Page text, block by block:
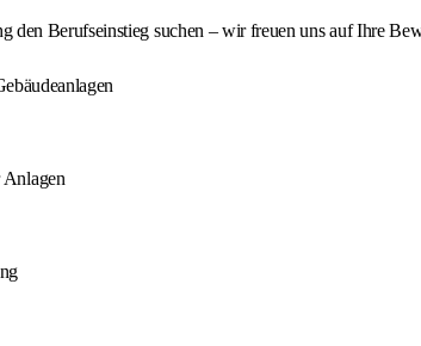
den Berufseinstieg suchen – wir freuen uns auf Ihre
Anlagen